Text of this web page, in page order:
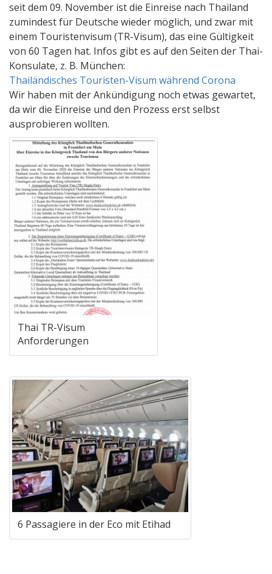
seit dem 09. November ist die Einreise nach Thailand
zumindest für Deutsche wieder möglich, und zwar mit
einem Touristenvisum (TR-Visum), das eine Gültigkeit
von 60 Tagen hat. Infos gibt es auf den Seiten der Thai-
Konsulate, z. B. München:
Thailändisches Touristen-Visum während Corona
Wir haben mit der Ankündigung noch etwas gewartet,
da wir die Einreise und den Prozess erst selbst
ausprobieren wollten.
Thai TR-Visum
Anforderungen
6 Passagiere in der Eco mit Etihad